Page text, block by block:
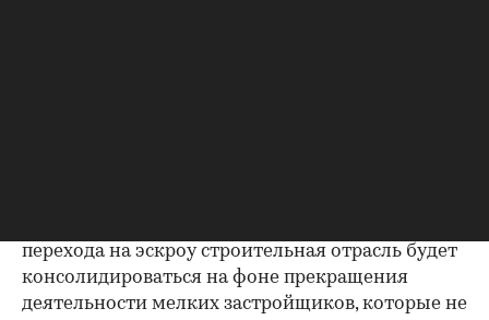
перехода на эскроу строительная отрасль будет
консолидироваться на фоне прекращения
деятельности мелких застройщиков, которые не